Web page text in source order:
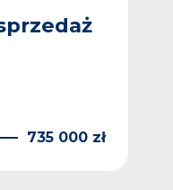
735 000 zł